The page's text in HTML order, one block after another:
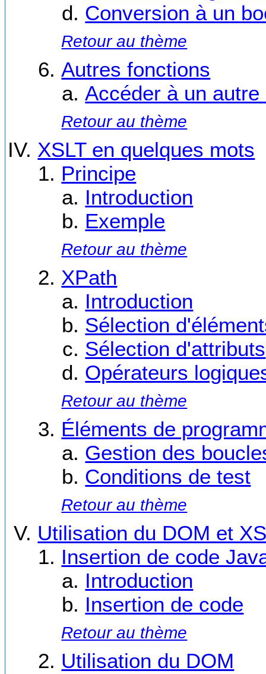
Conversion à un
Retour au thème
Autres fonctions
Accéder à un
Retour au thème
XSLT en quelques mots
Principe
Introduction
Exemple
Retour au thème
XPath
Introduction
Sélection
Sélection d'attributs
Opérateurs
Retour au thème
Éléments de
Gestion des
Conditions de test
Retour au thème
Utilisation du DOM et
Insertion de code
Introduction
Insertion de code
Retour au thème
Utilisation du DOM